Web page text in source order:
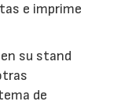
e imprime
su stand
de